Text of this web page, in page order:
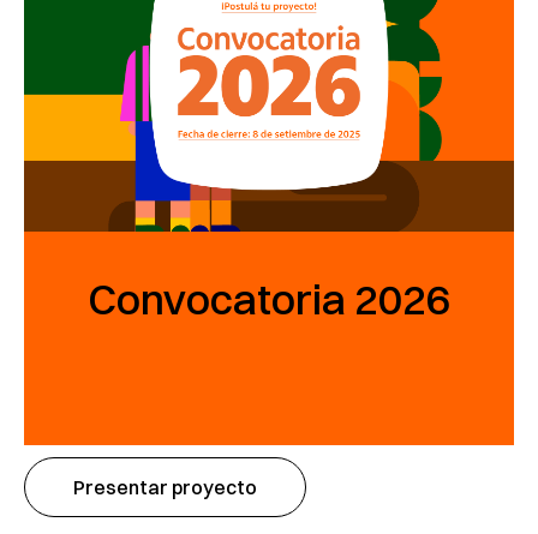
Convocatoria 2026
Presentar proyecto